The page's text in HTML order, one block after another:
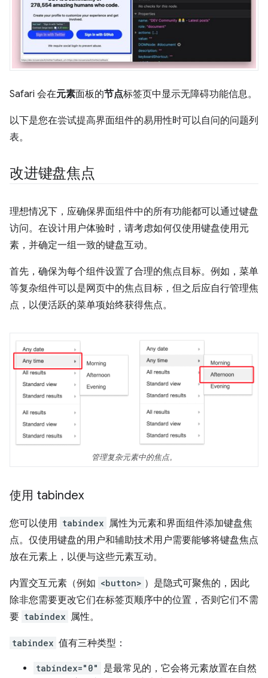
Safari 会在元素面板的节点标签页中显示无障碍功能信息。
以下是您在尝试提高界面组件的易用性时可以自问的问题列
表。
改进键盘焦点
理想情况下，应确保界面组件中的所有功能都可以通过键盘
访问。在设计用户体验时，请考虑如何仅使用键盘使用元
素，并确定一组一致的键盘互动。
首先，确保为每个组件设置了合理的焦点目标。例如，菜单
等复杂组件可以是网页中的焦点目标，但之后应自行管理焦
点，以便活跃的菜单项始终获得焦点。
管理复杂元素中的焦点。
使用 tabindex
您可以使用 tabindex 属性为元素和界面组件添加键盘焦
点。仅使用键盘的用户和辅助技术用户需要能够将键盘焦点
放在元素上，以便与这些元素互动。
内置交互元素（例如 <button> ）是隐式可聚焦的，因此
除非您需要更改它们在标签页顺序中的位置，否则它们不需
要 tabindex 属性。
tabindex 值有三种类型：
tabindex="0"
是最常见的，它会将元素放置在自然